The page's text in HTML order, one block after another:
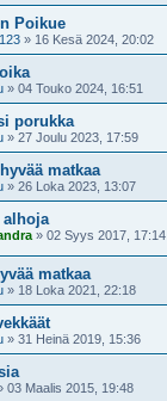
Poikue
» 16 Kesä 2024, 20:02
» 04 Touko 2024, 16:51
porukka
» 27 Joulu 2023, 17:59
matkaa
» 26 Loka 2023, 13:07
alhoja
» 02 Syys 2017, 17:14
matkaa
» 18 Loka 2021, 22:18
» 31 Heinä 2019, 15:36
03 Maalis 2015, 19:48